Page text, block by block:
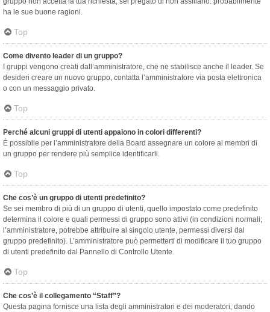
ha le sue buone ragioni.
Top
Come divento leader di un gruppo?
I gruppi vengono creati dall’amministratore, che ne stabilisce anche il leader. Se
desideri creare un nuovo gruppo, contatta l’amministratore via posta elettronica
o con un messaggio privato.
Top
Perché alcuni gruppi di utenti appaiono in colori differenti?
È possibile per l’amministratore della Board assegnare un colore ai membri di
un gruppo per rendere più semplice identificarli.
Top
Che cos’è un gruppo di utenti predefinito?
Se sei membro di più di un gruppo di utenti, quello impostato come predefinito
determina il colore e quali permessi di gruppo sono attivi (in condizioni normali;
l’amministratore, potrebbe attribuire al singolo utente, permessi diversi dal
gruppo predefinito). L’amministratore può permetterti di modificare il tuo gruppo
di utenti predefinito dal Pannello di Controllo Utente.
Top
Che cos’è il collegamento “Staff”?
Questa pagina fornisce una lista degli amministratori e dei moderatori, dando